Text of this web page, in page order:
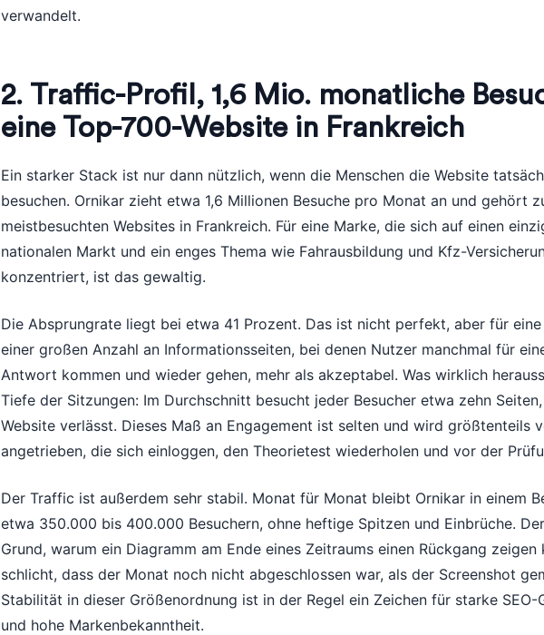
verwandelt.
2. Traffic-Profil, 1,6 Mio. monatliche
eine Top-700-Website in Frankreich
Ein starker Stack ist nur dann nützlich, wenn die Menschen die Website
besuchen. Ornikar zieht etwa 1,6 Millionen Besuche pro Monat an und gehört
meistbesuchten Websites in Frankreich. Für eine Marke, die sich auf einen
nationalen Markt und ein enges Thema wie Fahrausbildung und Kfz-
konzentriert, ist das gewaltig.
Die Absprungrate liegt bei etwa 41 Prozent. Das ist nicht perfekt, aber für
einer großen Anzahl an Informationsseiten, bei denen Nutzer manchmal für
Antwort kommen und wieder gehen, mehr als akzeptabel. Was wirklich
Tiefe der Sitzungen: Im Durchschnitt besucht jeder Besucher etwa zehn
Website verlässt. Dieses Maß an Engagement ist selten und wird größtenteils
angetrieben, die sich einloggen, den Theorietest wiederholen und vor der
Der Traffic ist außerdem sehr stabil. Monat für Monat bleibt Ornikar in einem
etwa 350.000 bis 400.000 Besuchern, ohne heftige Spitzen und Einbrüche.
Grund, warum ein Diagramm am Ende eines Zeitraums einen Rückgang zeigen
schlicht, dass der Monat noch nicht abgeschlossen war, als der Screenshot
Stabilität in dieser Größenordnung ist in der Regel ein Zeichen für starke SEO-
und hohe Markenbekanntheit.